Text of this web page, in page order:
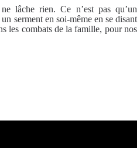
lâche rien. Ce n’est pas qu’un
serment en soi-même en se disant
les combats de la famille, pour nos